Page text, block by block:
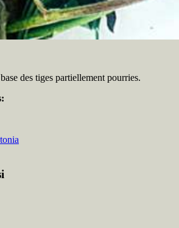
des tiges partiellement pourries.